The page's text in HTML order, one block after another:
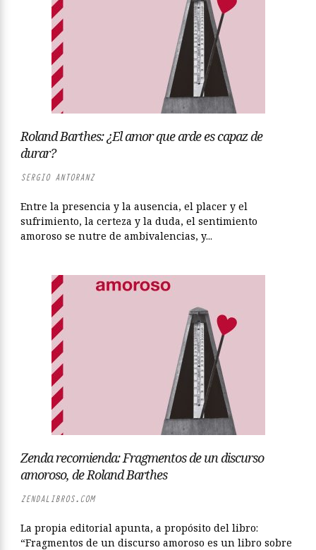
Roland Barthes: ¿El amor que arde es capaz de
durar?
SERGIO ANTORANZ
Entre la presencia y la ausencia, el placer y el
sufrimiento, la certeza y la duda, el sentimiento
amoroso se nutre de ambivalencias, y...
Zenda recomienda: Fragmentos de un discurso
amoroso, de Roland Barthes
ZENDALIBROS.COM
La propia editorial apunta, a propósito del libro:
“Fragmentos de un discurso amoroso es un libro sobre